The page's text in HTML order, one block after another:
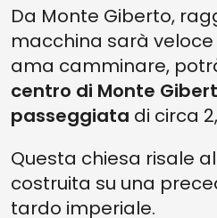
Da Monte Giberto,
macchina sarà
ama camminare,
centro di Monte
passeggiata di circa
Questa chiesa risale al
costruita su una
tardo imperiale.